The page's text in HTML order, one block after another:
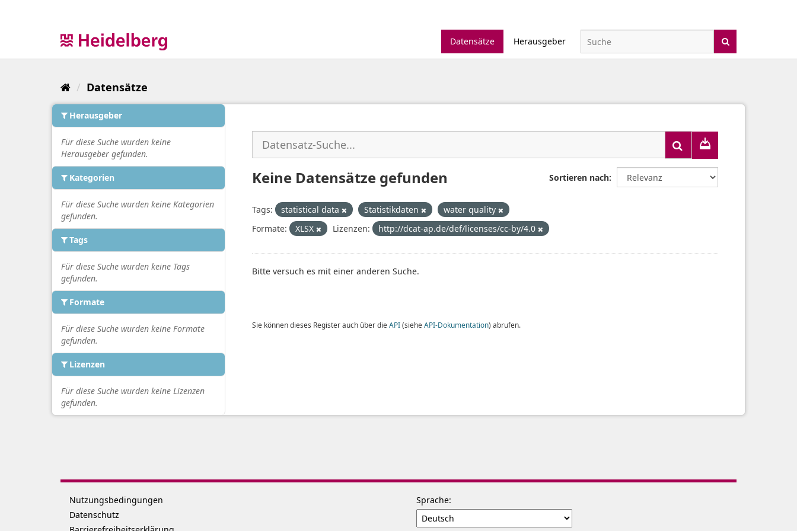
Datensätze
Herausgeber
Datensätze
Herausgeber
Für diese Suche wurden keine
Herausgeber gefunden.
Kategorien
Für diese Suche wurden keine Kategorien
gefunden.
Tags
Für diese Suche wurden keine Tags
gefunden.
Formate
Für diese Suche wurden keine Formate
gefunden.
Lizenzen
Für diese Suche wurden keine Lizenzen
gefunden.
Sortieren nach
Keine Datensätze gefunden
Tags: statistical data Statistikdaten
water quality
Formate:
XLSX Lizenzen: http://dcat-ap.de/def/licenses/cc-by/4.0
Bitte versuch es mit einer anderen Suche.
Sie können dieses Register auch über die API(siehe API-Dokumentation) abrufen.
Nutzungsbedingungen
Datenschutz
Sprache